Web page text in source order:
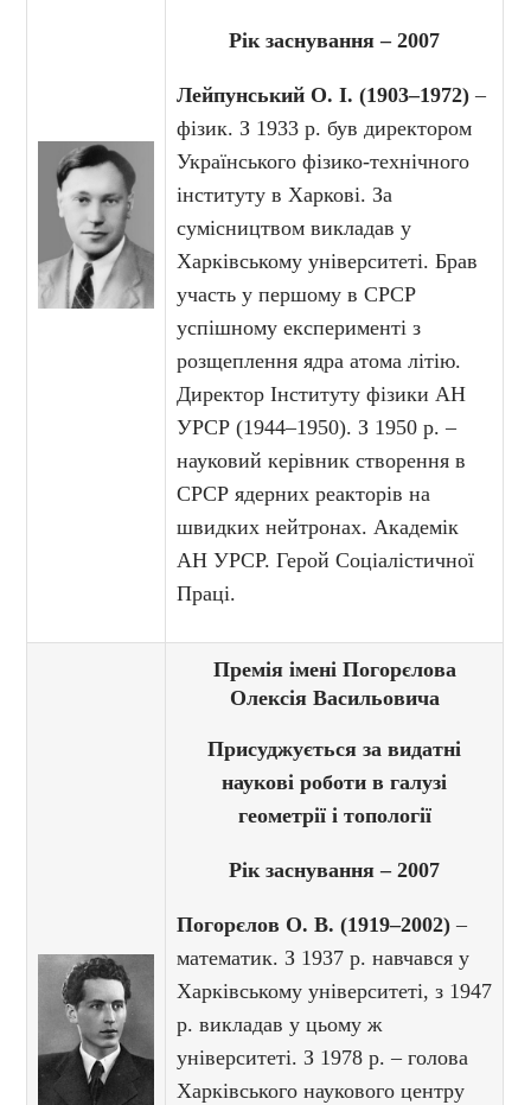
Рік заснування – 2007
Лейпунський О. І. (1903–1972) –
фізик. З 1933 р. був директором
Українського фізико-технічного
інституту в Харкові. За
сумісництвом викладав у
Харківському університеті. Брав
участь у першому в СРСР
успішному експерименті з
розщеплення ядра атома літію.
Директор Інституту фізики АН
УРСР (1944–1950). З 1950 р. –
науковий керівник створення в
СРСР ядерних реакторів на
швидких нейтронах. Академік
АН УРСР. Герой Соціалістичної
Праці.
Премія імені Погорєлова
Олексія Васильовича
Присуджується за видатні
наукові роботи в галузі
геометрії і топології
Рік заснування – 2007
Погорєлов О. В. (1919–2002) –
математик. З 1937 р. навчався у
Харківському університеті, з 1947
р. викладав у цьому ж
університеті. З 1978 р. – голова
Харківського наукового центру